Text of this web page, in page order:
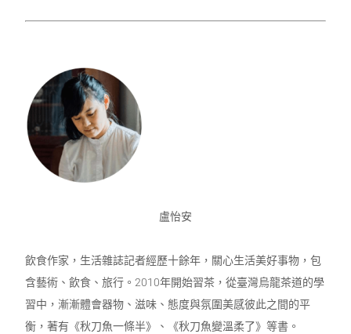
盧怡安
飲食作家，生活雜誌記者經歷十餘年，關心生活美好事物，包
含藝術、飲食、旅行。2010年開始習茶，從臺灣烏龍茶道的學
習中，漸漸體會器物、滋味、態度與氛圍美感彼此之間的平
衡，著有《秋刀魚一條半》、《秋刀魚變溫柔了》等書。